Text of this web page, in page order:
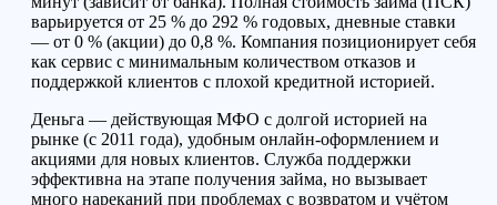
варьируется от 25 % до 292 % годовых, дневные ставки
— от 0 % (акции) до 0,8 %. Компания позиционирует себя
как сервис с минимальным количеством отказов и
поддержкой клиентов с плохой кредитной историей.
Деньга — действующая МФО с долгой историей на
рынке (с 2011 года), удобным онлайн-оформлением и
акциями для новых клиентов. Служба поддержки
эффективна на этапе получения займа, но вызывает
много нареканий при проблемах с возвратом и учётом